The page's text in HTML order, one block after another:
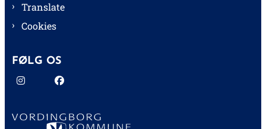
Translate
Cookies
FØLG OS